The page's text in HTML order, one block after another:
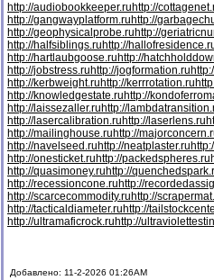
http://audiobookkeeper.ruhttp://
http://gangwayplatform.ruhttp://
http://geophysicalprobe.ruhttp://
http://halfsiblings.ruhttp://
http://hartlaubgoose.ruhttp://
http://jobstress.ruhttp://jogformation.ru
http://kerbweight.ruhttp://kerrrotation.ru
http://knowledgestate.ruhttp://
http://laissezaller.ruhttp://
http://lasercalibration.ruhttp://laserlens.ru
http://mailinghouse.ruhttp://
http://navelseed.ruhttp://neatplaster.ru
http://onesticket.ruhttp://packedspheres.ru
http://quasimoney.ruhttp://
http://recessioncone.ruhttp://
http://scarcecommodity.ruhttp://
http://tacticaldiameter.ruhttp://
http://ultramaficrock.ruhttp://
Добавлено: 11-2-2026 01:26AM